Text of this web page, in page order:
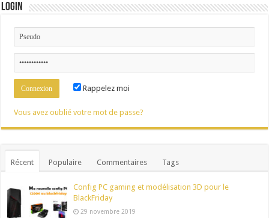
Login
Rappelez moi
Vous avez oublié votre mot de passe?
Récent Populaire Commentaires Tags
Config PC gaming et modélisation 3D pour le
BlackFriday
29 novembre 2019